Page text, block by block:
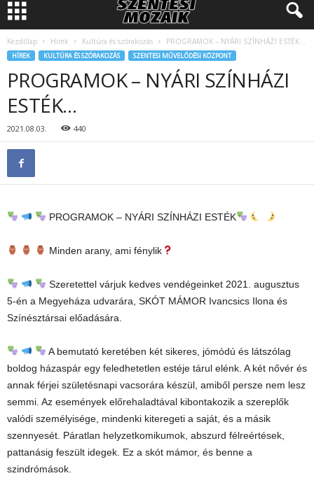
Kezdőlap Hírek Kultúra és szórakozás PROGRAMOK – NYÁRI SZÍNHÁZI ESTÉK…
HÍREK KULTÚRA ÉS SZÓRAKOZÁS SZENTESI MŰVELŐDÉSI KÖZPONT
PROGRAMOK – NYÁRI SZÍNHÁZI
ESTÉK…
2021.08.03. 440
PROGRAMOK – NYÁRI SZÍNHÁZI ESTÉK
Minden arany, ami fénylik
Szeretettel várjuk kedves vendégeinket 2021. augusztus
5-én a Megyeháza udvarára, SKÓT MÁMOR Ivancsics Ilona és
Színésztársai előadására.
A bemutató keretében két sikeres, jómódú és látszólag
boldog házaspár egy feledhetetlen estéje tárul elénk. A két nővér és
annak férjei születésnapi vacsorára készül, amiből persze nem lesz
semmi. Az események előrehaladtával kibontakozik a szereplők
valódi személyisége, mindenki kiteregeti a saját, és a másik
szennyesét. Páratlan helyzetkomikumok, abszurd félreértések,
pattanásig feszült idegek. Ez a skót mámor, és benne a
szindrómások.